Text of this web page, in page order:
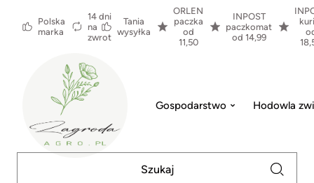
Polska
marka
14 dni
na
zwrot
Tania
wysyłka
ORLEN
paczka
od
11,50
INPOST
paczkomat
od 14,99
Gospodarstwo Hodowla